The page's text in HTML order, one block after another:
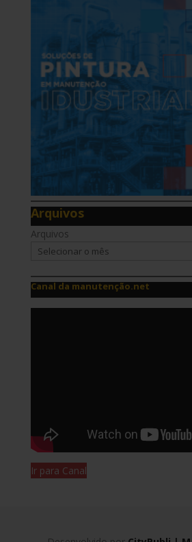
Arquivos
Arquivos
Canal da manutenção.net
Ir para Canal